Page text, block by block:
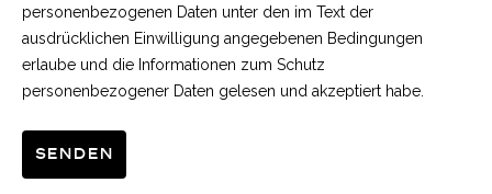
personenbezogenen Daten unter den im Text der
ausdrücklichen Einwilligung angegebenen Bedingungen
erlaube und die Informationen zum Schutz
personenbezogener Daten gelesen und akzeptiert habe.
Senden